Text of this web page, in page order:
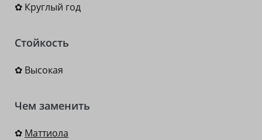
✿ Круглый год
Стойкость
✿ Высокая
Чем заменить
✿ Маттиола